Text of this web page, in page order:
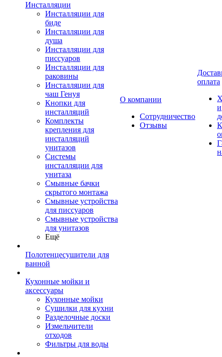
Инсталляции
Инсталляции для
биде
Инсталляции для
душа
Инсталляции для
писсуаров
Инсталляции для
раковины
Инсталляции для
чаш Генуя
Кнопки для
инсталляций
Комплекты
крепления для
инсталляций
унитазов
Системы
инсталляции для
унитаза
Смывные бачки
скрытого монтажа
Смывные устройства
для писсуаров
Смывные устройства
для унитазов
Ещё
Полотенцесушители для
ванной
Кухонные мойки и
аксессуары
Кухонные мойки
Сушилки для кухни
Разделочные доски
Измельчители
отходов
Фильтры для воды
О компании
Сотрудничество
Отзывы
оплата
и